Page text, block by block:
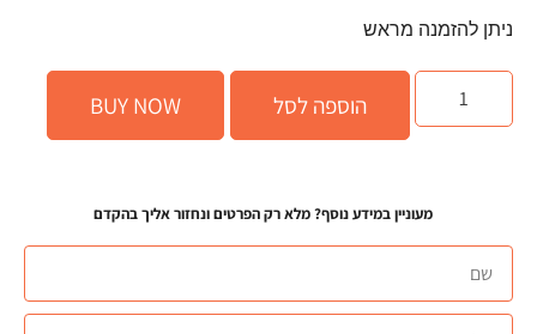
ניתן להזמנה מראש
הוספה לסל BUY NOW
מעוניין במידע נוסף? מלא רק הפרטים ונחזור אליך בהקדם